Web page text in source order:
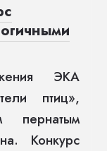
ЭКА
птиц»,
пернатым
Конкурс